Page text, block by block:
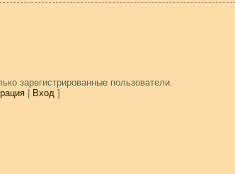
зарегистрированные пользователи.
| Вход]